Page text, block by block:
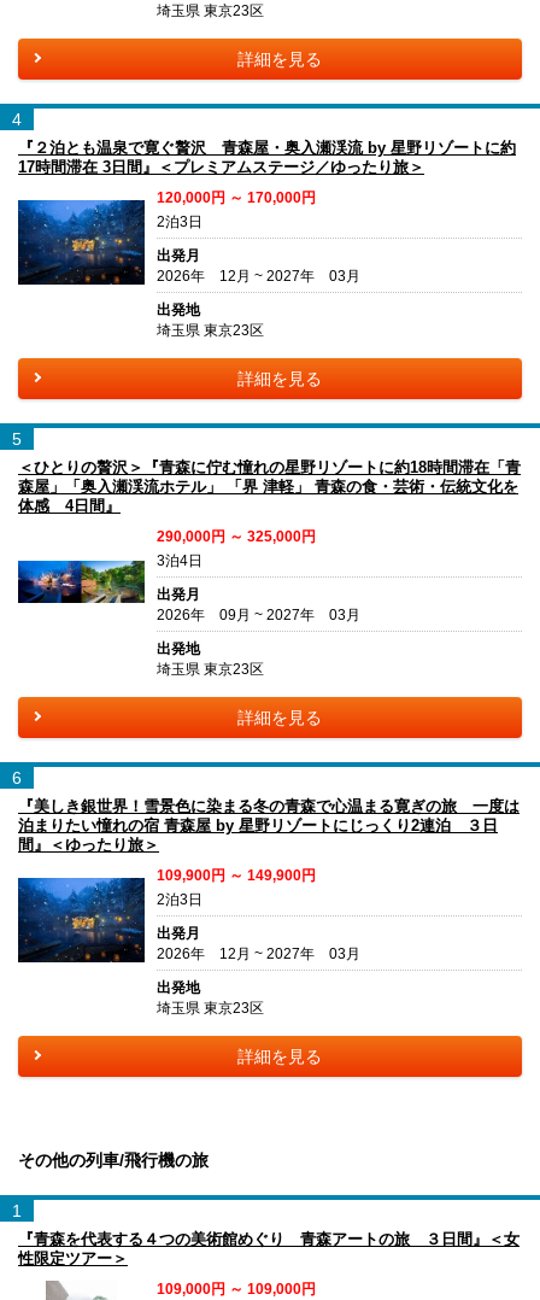
埼玉県 東京23区
詳細を見る
4
『２泊とも温泉で寛ぐ贅沢 青森屋・奥入瀬渓流 by 星野リゾートに約
17時間滞在 3日間』＜プレミアムステージ／ゆったり旅＞
120,000円 ～ 170,000円
2泊3日
出発月
2026年 12月 ~ 2027年 03月
出発地
埼玉県 東京23区
詳細を見る
5
＜ひとりの贅沢＞『青森に佇む憧れの星野リゾートに約18時間滞在「青
森屋」「奥入瀬渓流ホテル」 「界 津軽」 青森の食・芸術・伝統文化を
体感 4日間』
290,000円 ～ 325,000円
3泊4日
出発月
2026年 09月 ~ 2027年 03月
出発地
埼玉県 東京23区
詳細を見る
6
『美しき銀世界！雪景色に染まる冬の青森で心温まる寛ぎの旅 一度は
泊まりたい憧れの宿 青森屋 by 星野リゾートにじっくり2連泊 ３日
間』＜ゆったり旅＞
109,900円 ～ 149,900円
2泊3日
出発月
2026年 12月 ~ 2027年 03月
出発地
埼玉県 東京23区
詳細を見る
その他の列車/飛行機の旅
1
『青森を代表する４つの美術館めぐり 青森アートの旅 ３日間』＜女
性限定ツアー＞
109,000円 ～ 109,000円